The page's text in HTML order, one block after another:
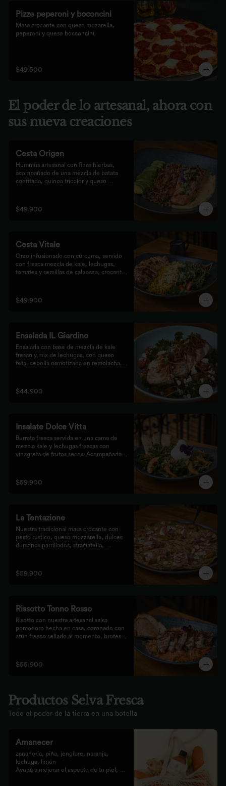
Pizze peperoni y boconcini
Masa crocante con queso mozarella,
peperoni y queso bocconcini
$49.500
El poder de lo artesanal, ahora con
sus nueva creaciones
Cesta Origen
Hummus artesanal con finas hierbas,
acompañado de una mezcla de batata
confitada, quinoa tricolor y queso
$49.900
Cesta Vitale
Orzo infusionado con cúrcuma, servido
con fresca mezcla de kale, lechugas,
tomates y semillas de calabaza, crocante
$49.900
Ensalada IL Giardino
Ensalada con base de mezcla de kale
fresco y mix de lechugas, con queso
feta, cebolla osmotizada en remolacha,
Pollo Romero y finalizada con cipolla
corcante.
$44.900
Insalate Dolce Vitta
Burrata fresca servida en una cama de
mezcla kale y lechugas frescas con
vinagreta de frutos secos. Acompañada
finalizada con bastones de pan de masa
madre al grill.
$59.900
La Tentazione
Nuestra tradicional masa crocante con
pesto rústico, queso mozzarella, dulces
duraznos parrillados, straciatella,
$59.900
Rissotto Tonno Rosso
Risotto con nuestra artesanal salsa
pomodoro hecha en casa, coronado con
atún fresco sellado al momento, brotes
grill.
$55.900
Productos Selva Fresca
Todo el poder de la tierra en una botella
Amanecer
zanahoria, piña, jengibre, naranja,
lechuga, limón
Ayuda a mejorar el aspecto de tu piel,